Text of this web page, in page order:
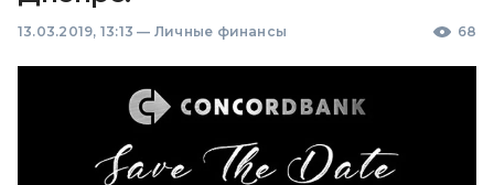
13.03.2019, 13:13 — Личные финансы 68